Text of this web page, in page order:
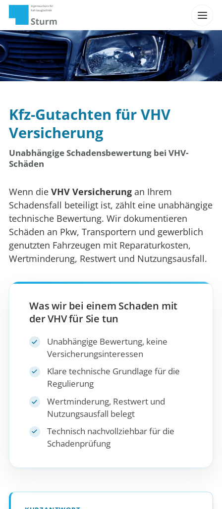
Kfz-Gutachten für VHV
Versicherung
Unabhängige Schadensbewertung bei VHV-
Schäden
Wenn die VHV Versicherungan Ihrem
Schadensfall beteiligt ist, zählt eine unabhängige
technische Bewertung. Wir dokumentieren
Schäden an Pkw, Transportern und gewerblich
genutzten Fahrzeugen mit Reparaturkosten,
Wertminderung, Restwert und Nutzungsausfall.
Was wir bei einem Schaden mit
der VHV für Sie tun
Unabhängige Bewertung, keine
Versicherungsinteressen
Klare technische Grundlage für die
Regulierung
Wertminderung, Restwert und
Nutzungsausfall belegt
Technisch nachvollziehbar für die
Schadenprüfung